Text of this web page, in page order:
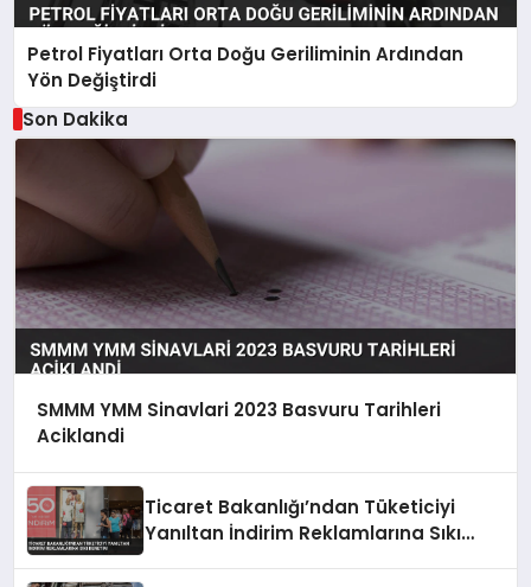
Petrol Fiyatları Orta Doğu Geriliminin Ardından
Yön Değiştirdi
Son Dakika
SMMM YMM Sinavlari 2023 Basvuru Tarihleri
Aciklandi
Ticaret Bakanlığı’ndan Tüketiciyi
Yanıltan İndirim Reklamlarına Sıkı